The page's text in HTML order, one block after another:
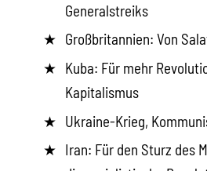
Generalstreiks
Großbritannien: Von
Kuba: Für mehr
Kapitalismus
Ukraine-Krieg,
Iran: Für den Sturz des